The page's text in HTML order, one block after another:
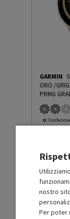
Bluetooth
NFC
Webcam
Microfono
Speaker
GARMIN
ORO /
PRMG
O:
O:
In
nostro
Per poter